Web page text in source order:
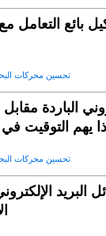
بائع التعامل
تحسين محركات
الباردة
تحسين محركات